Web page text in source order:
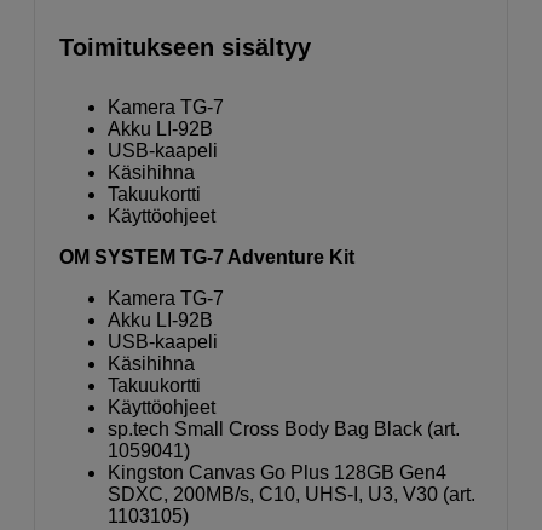
Toimitukseen sisältyy
Kamera TG-7
Akku LI-92B
USB-kaapeli
Käsihihna
Takuukortti
Käyttöohjeet
OM SYSTEM TG-7 Adventure Kit
Kamera TG-7
Akku LI-92B
USB-kaapeli
Käsihihna
Takuukortti
Käyttöohjeet
sp.tech Small Cross Body Bag Black (art.
1059041)
Kingston Canvas Go Plus 128GB Gen4
SDXC, 200MB/s, C10, UHS-I, U3, V30 (art.
1103105)